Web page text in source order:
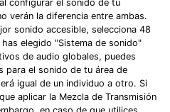
configurar el sonido de tu
verán la diferencia entre ambas.󠀲󠀧󠀨󠀦󠀤󠀧󠀢󠀨󠀳󠀰
sonido accesible, selecciona 48
elegido "Sistema de sonido"
de audio globales, puedes
el sonido de tu área de
igual de un individuo a otro. Si
aplicar la Mezcla de Transmisión